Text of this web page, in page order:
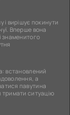
і вирішує покинути
Вперше вона
знаменитого
встановлений
а
павутина
тримати ситуацію